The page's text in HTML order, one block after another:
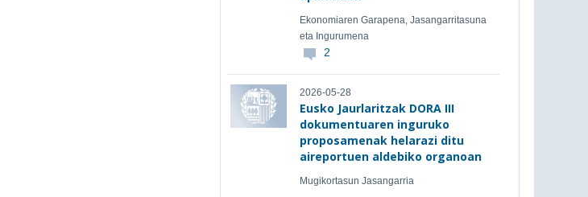
Ekonomiaren Garapena, Jasangarritasuna
eta Ingurumena
2
2026-05-28
Eusko Jaurlaritzak DORA III
dokumentuaren inguruko
proposamenak helarazi ditu
aireportuen aldebiko organoan
Mugikortasun Jasangarria